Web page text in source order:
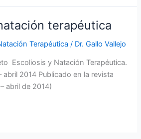
terapéutica
Terapéutica / Dr. Gallo Vallejo
Escoliosis y Natación Terapéutica.
abril 2014 Publicado en la revista
abril de 2014)